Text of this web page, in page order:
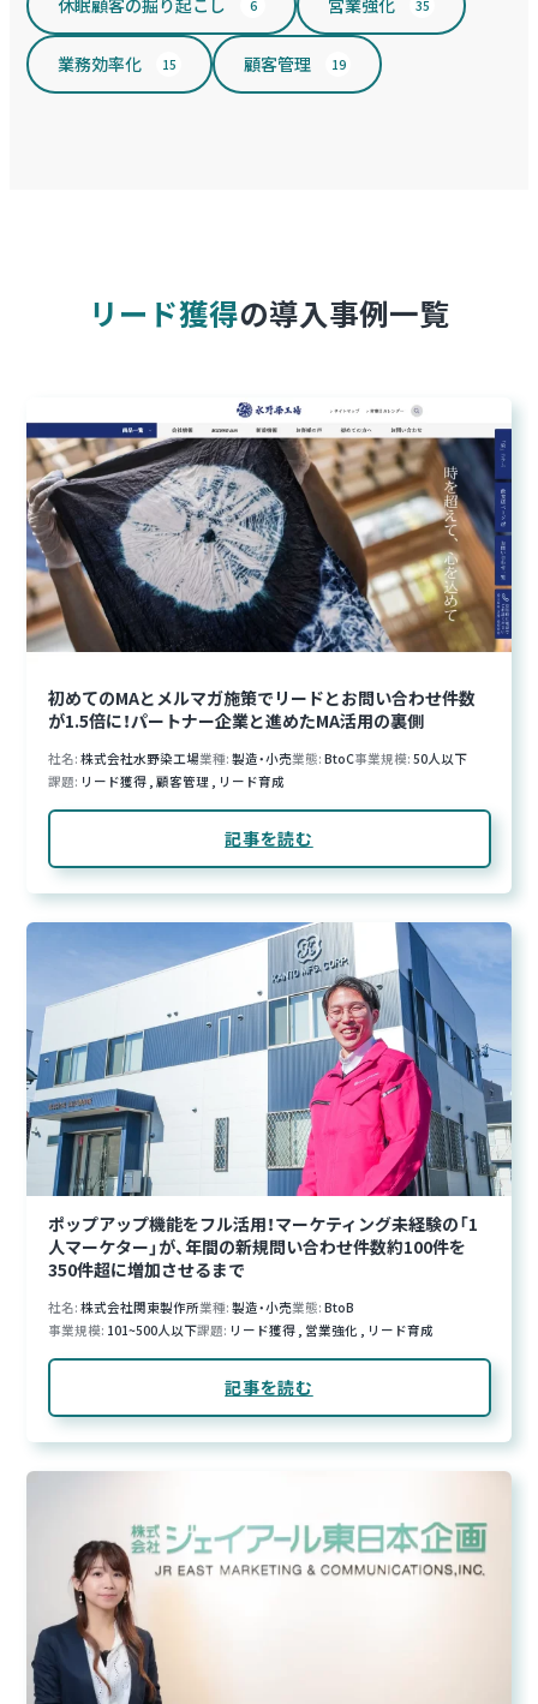
休眠顧客の掘り起こし 6 営業強化 35
業務効率化 15 顧客管理 19
リード獲得の導入事例一覧
初めてのMAとメルマガ施策でリードとお問い合わせ件数
が1.5倍に！パートナー企業と進めたMA活用の裏側
社名 株式会社水野染工場業種 製造・小売業態 BtoC事業規模 50人以下
課題 リード獲得, 顧客管理, リード育成
記事を読む
ポップアップ機能をフル活用！マーケティング未経験の「1
人マーケター」が、年間の新規問い合わせ件数約100件を
350件超に増加させるまで
社名 株式会社関東製作所業種 製造・小売業態 BtoB
事業規模 101~500人以下課題 リード獲得, 営業強化 リード育成
記事を読む